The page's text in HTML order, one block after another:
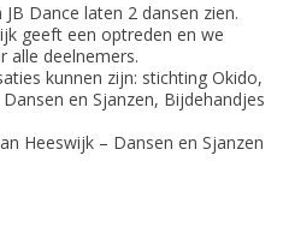
JB Dance laten 2 dansen zien.
geeft een optreden en we
alle deelnemers.
kunnen zijn: stichting Okido,
en Sjanzen, Bijdehandjes
Heeswijk – Dansen en Sjanzen